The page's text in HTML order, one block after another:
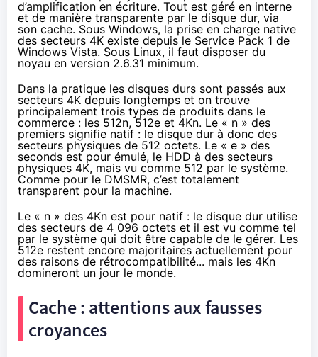
d’amplification en écriture. Tout est géré en interne
et de manière transparente par le disque dur, via
son cache. Sous Windows, la prise en charge native
des secteurs 4K existe depuis le Service Pack 1 de
Windows Vista. Sous Linux, il faut disposer du
noyau en version 2.6.31 minimum.
Dans la pratique les disques durs sont passés aux
secteurs 4K depuis longtemps et on trouve
principalement trois types de produits dans le
commerce : les 512n, 512e et 4Kn. Le « n » des
premiers signifie natif : le disque dur à donc des
secteurs physiques de 512 octets. Le « e » des
seconds est pour émulé, le HDD à des secteurs
physiques 4K, mais vu comme 512 par le système.
Comme pour le DMSMR, c’est totalement
transparent pour la machine.
Le « n » des 4Kn est pour natif : le disque dur utilise
des secteurs de 4 096 octets et il est vu comme tel
par le système qui doit être capable de le gérer. Les
512e restent encore majoritaires actuellement pour
des raisons de rétrocompatibilité... mais les 4Kn
domineront un jour le monde.
Cache : attentions aux fausses
croyances